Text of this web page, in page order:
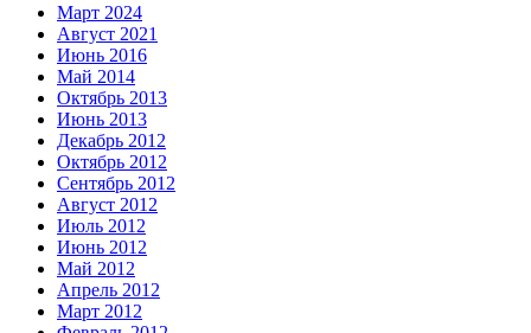
Март 2024
Август 2021
Июнь 2016
Май 2014
Октябрь 2013
Июнь 2013
Декабрь 2012
Октябрь 2012
Сентябрь 2012
Август 2012
Июль 2012
Июнь 2012
Май 2012
Апрель 2012
Март 2012